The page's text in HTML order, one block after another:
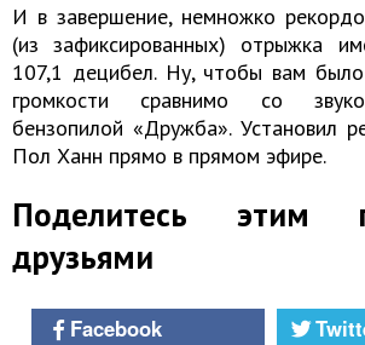
И в завершение, немножко
(из зафиксированных) отрыжка
107,1 децибел. Ну, чтобы вам
громкости сравнимо со
бензопилой «Дружба». Установил
Пол Ханн прямо в прямом эфире.
Поделитесь этим
друзьями
Facebook